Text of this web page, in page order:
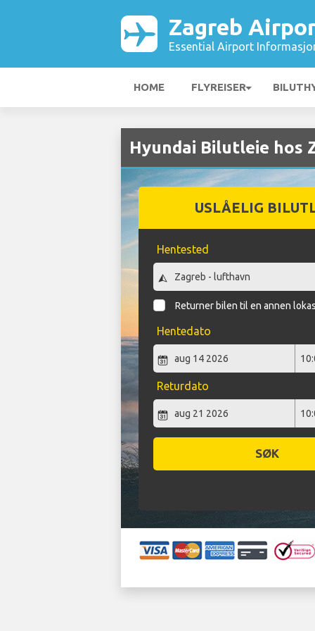
Zagreb
Essential Airport
HOME FLYREISER
Hyundai Bilutleie hos
USLÅELIG
Hentested
Returner bilen til en annen
Hentedato
Returdato
SØK